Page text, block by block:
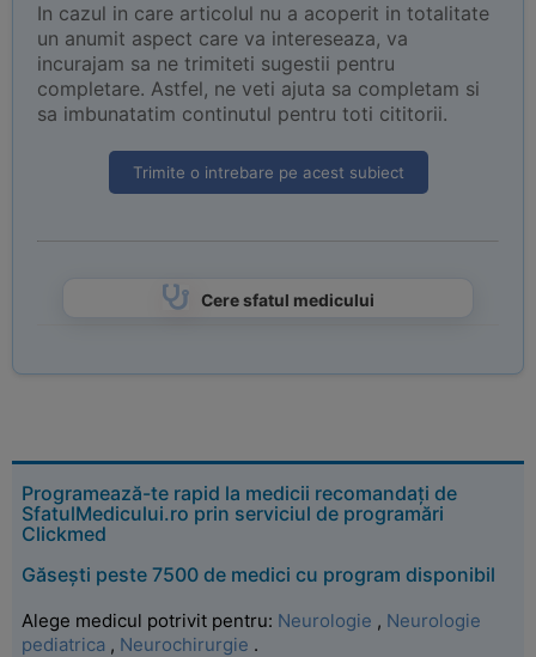
In cazul in care articolul nu a acoperit in totalitate
un anumit aspect care va intereseaza, va
incurajam sa ne trimiteti sugestii pentru
completare. Astfel, ne veti ajuta sa completam si
sa imbunatatim continutul pentru toti cititorii.
Trimite o intrebare pe acest subiect
Cere sfatul medicului
Programează-te rapid la medicii recomandați de
SfatulMedicului.ro prin serviciul de programări
Clickmed
Găsești peste 7500 de medici cu program disponibil
Alege medicul potrivit pentru: Neurologie , Neurologie
pediatrica , Neurochirurgie .